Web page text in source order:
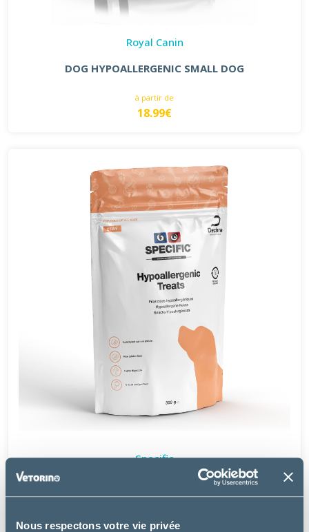
Nous respectons votre vie privée
Royal Canin
DOG HYPOALLERGENIC SMALL DOG
à partir de
18.99€
Specific
HYPOALLERGENIC TREATS – FRIANDISES CHIEN